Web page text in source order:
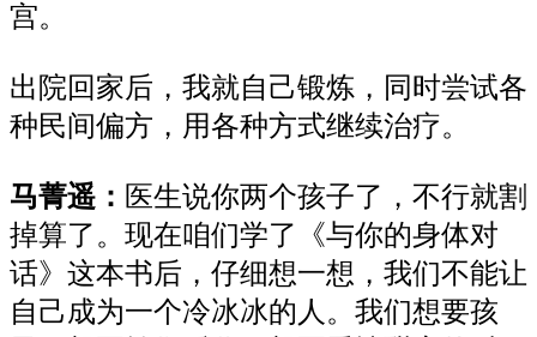
宫。
出院回家后，我就自己锻炼，同时尝试各
种民间偏方，用各种方式继续治疗。
马菁遥： 医生说你两个孩子了，不行就割
掉算了。现在咱们学了《与你的身体对
话》这本书后，仔细想一想，我们不能让
自己成为一个冷冰冰的人。我们想要孩